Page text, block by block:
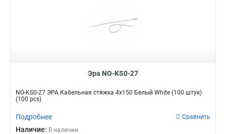
Эра NO-KS0-27
NO-KS0-27 ЭРА Кабельная стяжка 4х150 Белый White (100 штук)
(100 pcs)
Подробнее Сравнить
Наличие: В наличии